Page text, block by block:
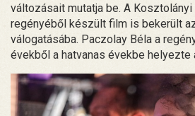
változásait mutatja be. A
regényéből készült film is bekerült
válogatásába. Paczolay Béla a
évekből a hatvanas évekbe helyezte